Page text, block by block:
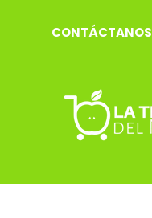
CONTÁCTANOS